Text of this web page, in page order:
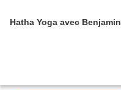
Hatha Yoga avec Benjamin